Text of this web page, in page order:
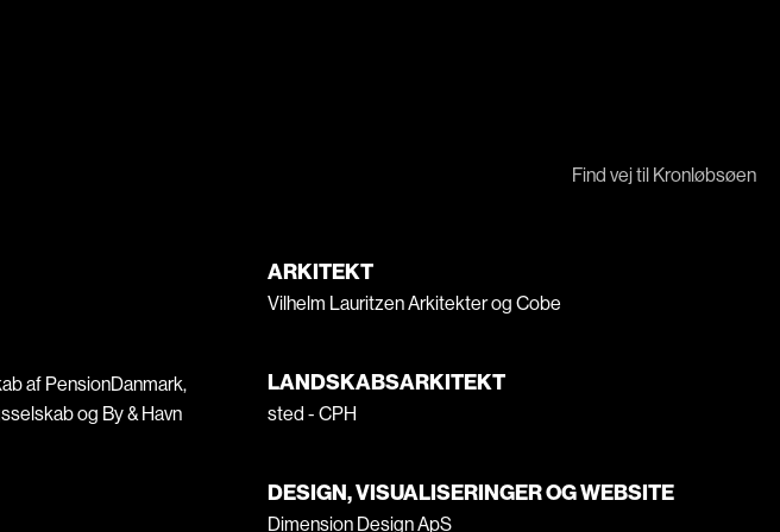
Find vej til Kronløbsøen
af PensionDanmark,
og By & Havn
ARKITEKT
Vilhelm Lauritzen ArkitekterogCobe
LANDSKABSARKITEKT
sted - CPH
DESIGN, VISUALISERINGER OG WEBSITE
Dimension Design ApS